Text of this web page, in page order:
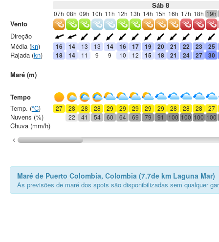
Sáb 8
07h 08h 09h 10h 11h 12h 13h 14h 15h 16h 17h 18h 19h
16 14 13 13 14 16 17 19 20 21 22 23
25
18
14 11 9 9 10 12 15 18 21 24 27 30
27 28 28 28 29 29 29 29 29 28 28 28
27
22
41 54 60 64 69 79 91 100 100 100 100
Vento
Direção
Média (kn)
Rajada (kn)
Maré (m)
Tempo
Temp. (°C)
Nuvens (%)
Chuva (mm/h)
Maré de Puerto Colombia, Colombia (7.7de km Laguna Mar)
As previsões de maré dos spots são disponibilizadas sem qualquer